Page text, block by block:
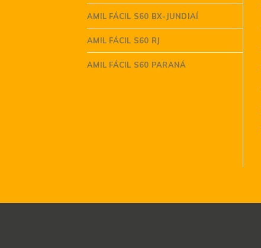
AMIL FÁCIL S60 BX-JUNDIAÍ
AMIL FÁCIL S60 RJ
AMIL FÁCIL S60 PARANÁ